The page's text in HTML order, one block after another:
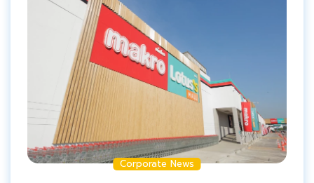
Corporate News